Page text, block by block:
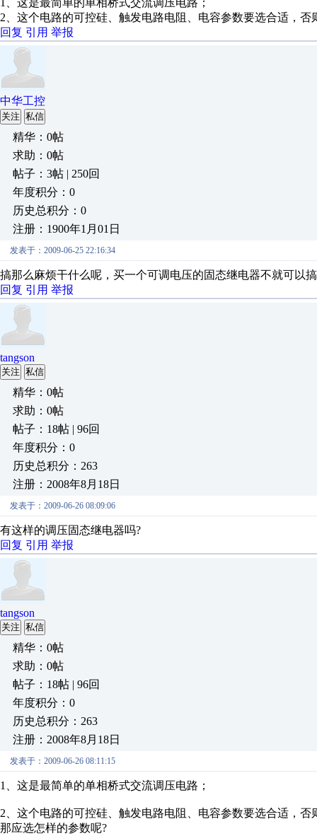
1、这是最简单的单相桥式交流调压电路；
2、这个电路的可控硅、触发电路电阻、电容参数要选合适，
回复 引用 举报
中华工控
关注 私信
精华：0帖
求助：0帖
帖子：3帖 | 250回
年度积分：0
历史总积分：0
注册：1900年1月01日
发表于：2009-06-25 22:16:34
搞那么麻烦干什么呢，买一个可调电压的固态继电器不就可以
回复 引用 举报
tangson
关注 私信
精华：0帖
求助：0帖
帖子：18帖 | 96回
年度积分：0
历史总积分：263
注册：2008年8月18日
发表于：2009-06-26 08:09:06
有这样的调压固态继电器吗?
回复 引用 举报
tangson
关注 私信
精华：0帖
求助：0帖
帖子：18帖 | 96回
年度积分：0
历史总积分：263
注册：2008年8月18日
发表于：2009-06-26 08:11:15
1、这是最简单的单相桥式交流调压电路；
2、这个电路的可控硅、触发电路电阻、电容参数要选合适，
那应选怎样的参数呢?